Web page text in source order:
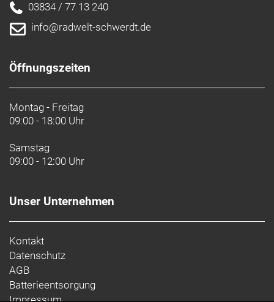
03834 / 77 13 240
info@radwelt-schwerdt.de
Öffnungszeiten
Montag - Freitag
09:00 - 18:00 Uhr
Samstag
09:00 - 12:00 Uhr
Unser Unternehmen
Kontakt
Datenschutz
AGB
Batterieentsorgung
Impressum